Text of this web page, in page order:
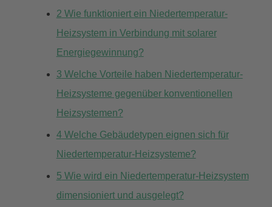
2 Wie funktioniert ein Niedertemperatur-
Heizsystem in Verbindung mit solarer
Energiegewinnung?
3 Welche Vorteile haben Niedertemperatur-
Heizsysteme gegenüber konventionellen
Heizsystemen?
4Welche Gebäudetypen eignen sich für
Niedertemperatur-Heizsysteme?
5 Wie wird ein Niedertemperatur-Heizsystem
dimensioniert und ausgelegt?